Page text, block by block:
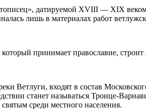
датируемой XVIII — XIX
лишь в материалах работ
принимает православие,
Ветлуги, входят в состав
станет называться Троице-
среди местного населения.